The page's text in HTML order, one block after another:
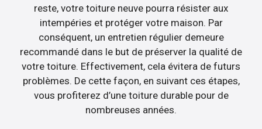
reste, votre toiture neuve pourra résister aux
intempéries et protéger votre maison. Par
conséquent, un entretien régulier demeure
recommandé dans le but de préserver la qualité de
votre toiture. Effectivement, cela évitera de futurs
problèmes. De cette façon, en suivant ces étapes,
vous profiterez d’une toiture durable pour de
nombreuses années.